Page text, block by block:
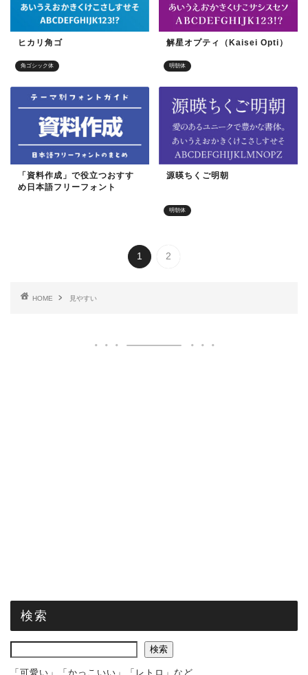
角ゴシック体
ヒカリ角ゴ
明朝体
解星オプティ（Kaisei Opti）
「資料作成」で役立つおすす
め日本語フリーフォント
明朝体
源暎ちくご明朝
1 2
HOME 見やすい
検索
検索
「可愛い」「かっこいい」「レトロ」など、